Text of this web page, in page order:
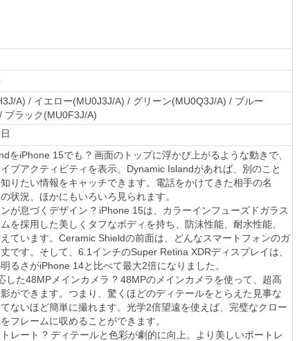
A) / イエロー(MU0J3J/A) / グリーン(MU0Q3J/A) / ブルー
ブラック(MU0F3J/A)
をiPhone 15でも ? 画面のトップに浮かび上がるような動きで、
ブアクティビティを表示。Dynamic Islandがあれば、別のこと
りたい情報をキャッチできます。電話をかけてきた相手の名
状況、ほかにもいろいろ見られます。
が息づくデザイン ? iPhone 15は、カラーインフューズドガラス
を採用した美しくタフなボディを持ち、防沫性能、耐水性能、
ています。Ceramic Shieldの前面は、どんなスマートフォンのガ
です。そして、6.1インチのSuper Retina XDRディスプレイは、
るさがiPhone 14と比べて最大2倍になりました。
した48MPメインカメラ ? 48MPのメインカメラを使って、超高
ができます。つまり、驚くほどのディテールをとらえた見事な
ないほど簡単に撮れます。光学2倍望遠を使えば、完璧なクロー
フレームに収めることができます。
レート ? ディテールと色彩が劇的に向上。より美しいポートレ